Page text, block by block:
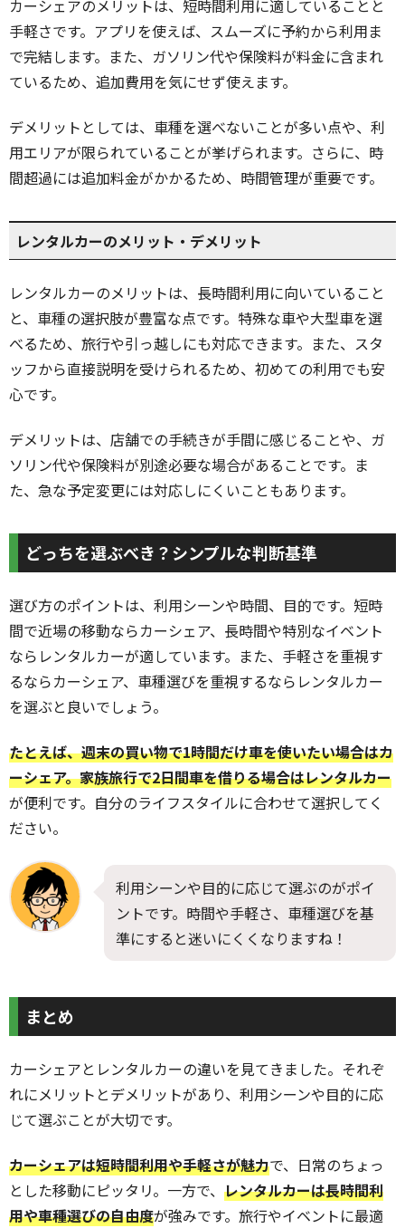
カーシェアのメリットは、短時間利用に適していることと
手軽さです。アプリを使えば、スムーズに予約から利用ま
で完結します。また、ガソリン代や保険料が料金に含まれ
ているため、追加費用を気にせず使えます。
デメリットとしては、車種を選べないことが多い点や、利
用エリアが限られていることが挙げられます。さらに、時
間超過には追加料金がかかるため、時間管理が重要です。
レンタルカーのメリット・デメリット
レンタルカーのメリットは、長時間利用に向いていること
と、車種の選択肢が豊富な点です。特殊な車や大型車を選
べるため、旅行や引っ越しにも対応できます。また、スタ
ッフから直接説明を受けられるため、初めての利用でも安
心です。
デメリットは、店舗での手続きが手間に感じることや、ガ
ソリン代や保険料が別途必要な場合があることです。ま
た、急な予定変更には対応しにくいこともあります。
どっちを選ぶべき？シンプルな判断基準
選び方のポイントは、利用シーンや時間、目的です。短時
間で近場の移動ならカーシェア、長時間や特別なイベント
ならレンタルカーが適しています。また、手軽さを重視す
るならカーシェア、車種選びを重視するならレンタルカー
を選ぶと良いでしょう。
たとえば、週末の買い物で1時間だけ車を使いたい場合はカ
ーシェア。家族旅行で2日間車を借りる場合はレンタルカー
が便利です。自分のライフスタイルに合わせて選択してく
ださい。
利用シーンや目的に応じて選ぶのがポイ
ントです。時間や手軽さ、車種選びを基
準にすると迷いにくくなりますね！
まとめ
カーシェアとレンタルカーの違いを見てきました。それぞ
れにメリットとデメリットがあり、利用シーンや目的に応
じて選ぶことが大切です。
カーシェアは短時間利用や手軽さが魅力で、日常のちょっ
とした移動にピッタリ。一方で、 レンタルカーは長時間利
用や車種選びの自由度が強みです。旅行やイベントに最適